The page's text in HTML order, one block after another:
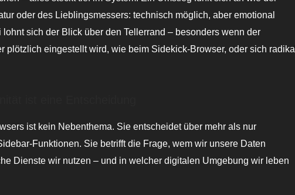
oder des Lieblingsmessers: technisch möglich, aber emotional
lohnt sich der Blick über den Tellerrand – besonders wenn der
plötzlich eingestellt wird, wie beim Sidekick-Browser, oder sich radikal
ist kein Nebenthema. Sie entscheidet über mehr als nur
Funktionen. Sie betrifft die Frage, wem wir unsere Daten
Dienste wir nutzen – und in welcher digitalen Umgebung wir leben